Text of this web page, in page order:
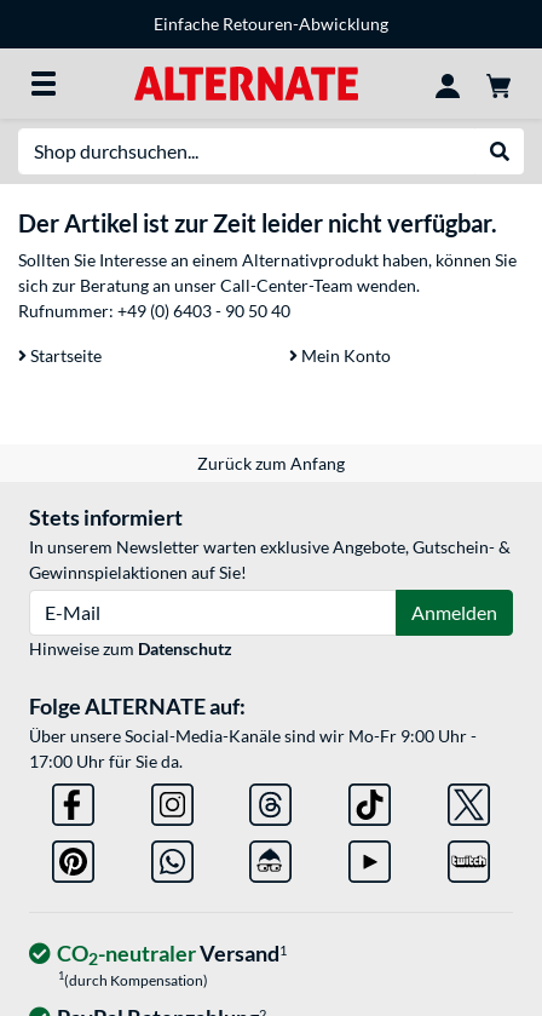
Einfache Retouren-Abwicklung
Der Artikel ist zur Zeit leider nicht verfügbar.
Sollten Sie Interesse an einem Alternativprodukt haben, können Sie
sich zur Beratung an unser Call-Center-Team wenden.
Rufnummer: +49 (0) 6403 - 90 50 40
Startseite Mein Konto
Zurück zum Anfang
Stets informiert
In unserem Newsletter warten exklusive Angebote, Gutschein- &
Gewinnspielaktionen auf Sie!
Anmelden
Hinweise zum Datenschutz
Folge ALTERNATE auf:
Über unsere Social-Media-Kanäle sind wir Mo-Fr 9:00 Uhr -
17:00 Uhr für Sie da.
CO2-neutralerVersand1
1(durch Kompensation)